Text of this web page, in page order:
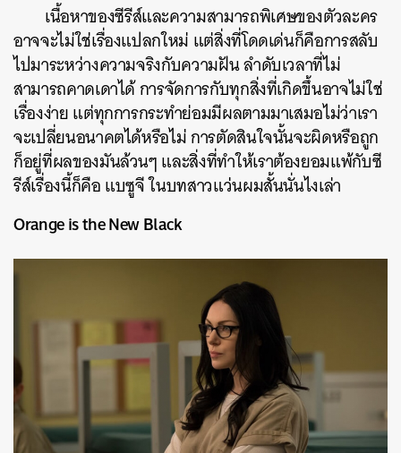
เนื้อหาของซีรีส์และความสามารถพิเศษของตัวละคร
อาจจะไม่ใช่เรื่องแปลกใหม่ แต่สิ่งที่โดดเด่นก็คือการสลับ
ไปมาระหว่างความจริงกับความฝัน ลำดับเวลาที่ไม่
สามารถคาดเดาได้ การจัดการกับทุกสิ่งที่เกิดขึ้นอาจไม่ใช่
เรื่องง่าย แต่ทุกการกระทำย่อมมีผลตามมาเสมอไม่ว่าเรา
จะเปลี่ยนอนาคตได้หรือไม่ การตัดสินใจนั้นจะผิดหรือถูก
ก็อยู่ที่ผลของมันล้วนๆ และสิ่งที่ทำให้เราต้องยอมแพ้กับซี
รีส์เรื่องนี้ก็คือ แบซูจี ในบทสาวแว่นผมสั้นนั่นไงเล่า
Orange is the New Black